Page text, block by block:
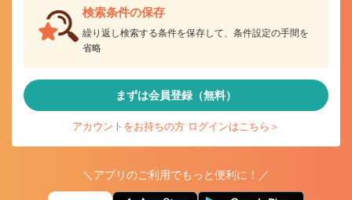
検索条件の保存
繰り返し検索する条件を保存して、条件設定の手間を
省略
まずは会員登録（無料）
アカウントをお持ちの方 ログインはこちら＞
＼アプリのご利用でもっと便利に！／